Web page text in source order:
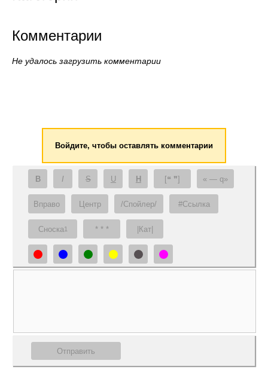
Комментарии
Не удалось загрузить комментарии
Войдите, чтобы оставлять комментарии
B I S U H [❝ ❞] — q
Вправо Центр /Спойлер/ #Ссылка
Сноска1 * * * |Кат|